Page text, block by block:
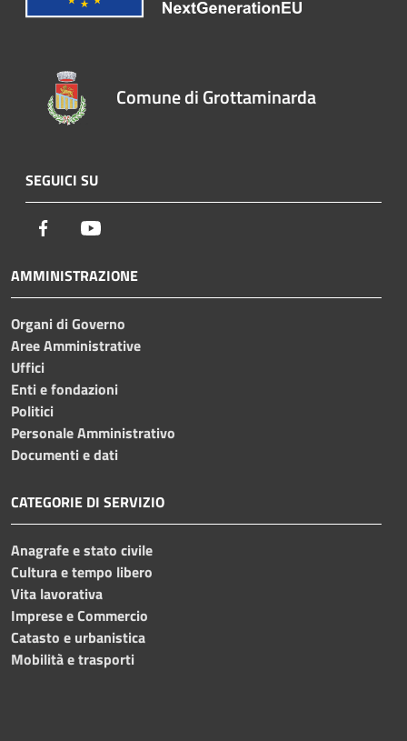
Comune di Grottaminarda
SEGUICI SU
Facebook
AMMINISTRAZIONE
Organi di Governo
Aree Amministrative
Uffici
Enti e fondazioni
Politici
Personale Amministrativo
Documenti e dati
CATEGORIE DI SERVIZIO
Anagrafe e stato civile
Cultura e tempo libero
Vita lavorativa
Imprese e Commercio
Catasto e urbanistica
Mobilità e trasporti